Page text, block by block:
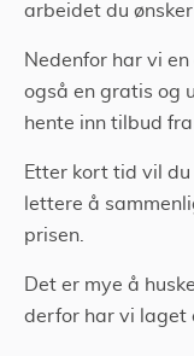
arbeidet du ønsker
Nedenfor har vi
også en gratis og
hente inn tilbud
Etter kort tid vil
lettere å
prisen.
Det er mye å
derfor har vi laget